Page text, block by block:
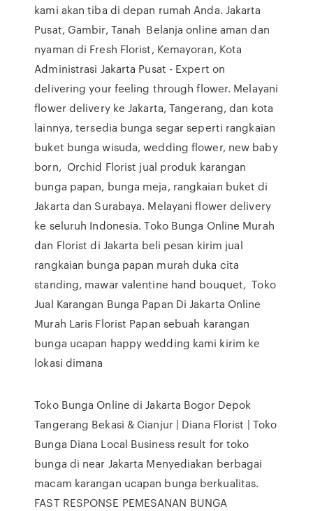
kami akan tiba di depan rumah Anda. Jakarta
Pusat, Gambir, Tanah Belanja online aman dan
nyaman di Fresh Florist, Kemayoran, Kota
Administrasi Jakarta Pusat - Expert on
delivering your feeling through flower. Melayani
flower delivery ke Jakarta, Tangerang, dan kota
lainnya, tersedia bunga segar seperti rangkaian
buket bunga wisuda, wedding flower, new baby
born, Orchid Florist jual produk karangan
bunga papan, bunga meja, rangkaian buket di
Jakarta dan Surabaya. Melayani flower delivery
ke seluruh Indonesia. Toko Bunga Online Murah
dan Florist di Jakarta beli pesan kirim jual
rangkaian bunga papan murah duka cita
standing, mawar valentine hand bouquet, Toko
Jual Karangan Bunga Papan Di Jakarta Online
Murah Laris Florist Papan sebuah karangan
bunga ucapan happy wedding kami kirim ke
lokasi dimana
Toko Bunga Online di Jakarta Bogor Depok
Tangerang Bekasi & Cianjur | Diana Florist | Toko
Bunga Diana Local Business result for toko
bunga di near Jakarta Menyediakan berbagai
macam karangan ucapan bunga berkualitas.
FAST RESPONSE PEMESANAN BUNGA